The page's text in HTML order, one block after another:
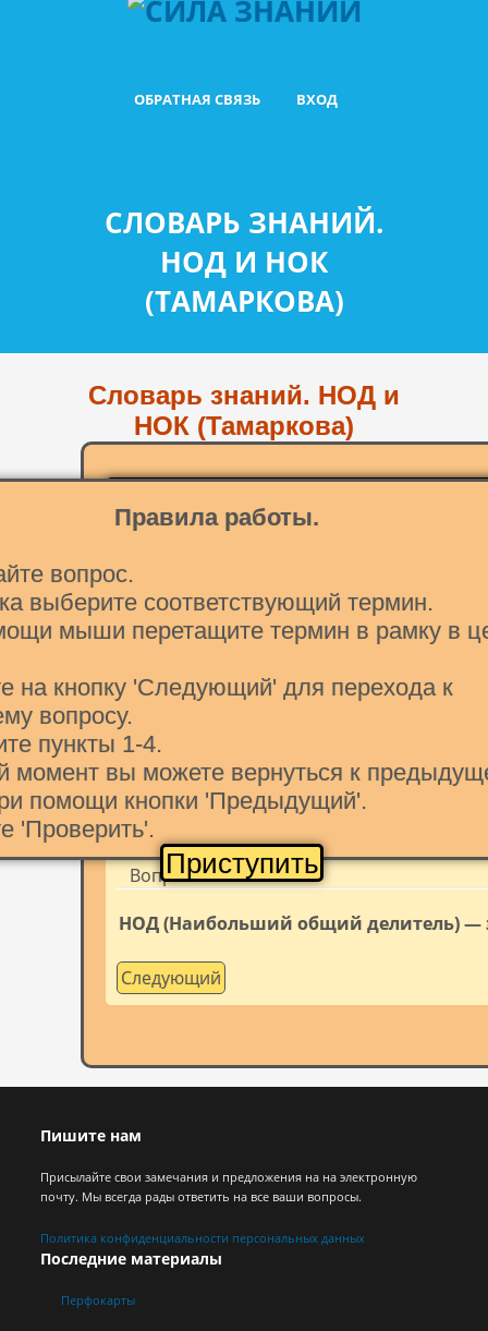
ОБРАТНАЯ СВЯЗЬ ВХОД
СЛОВАРЬ ЗНАНИЙ.
НОД И НОК
(ТАМАРКОВА)
Словарь знаний. НОД и
НОК (Тамаркова)
Правила работы.
вопрос.
выберите соответствующий термин.
мыши перетащите термин в рамку в
на кнопку 'Следующий' для перехода к
вопросу.
пункты 1-4.
момент вы можете вернуться к
помощи кнопки 'Предыдущий'.
'Проверить'.
Приступить
Евклида. свойство делимости
наименьшее натуральное число,
xy свойство делимости разности
Перетащите в рамку термин
Вопрос 1
НОД (Наибольший общий делитель) —
Следующий
Пишите нам
Присылайте свои замечания и предложения на на электронную
почту. Мы всегда рады ответить на все ваши вопросы.
Политика конфиденциальности персональных данных
Последние материалы
Перфокарты